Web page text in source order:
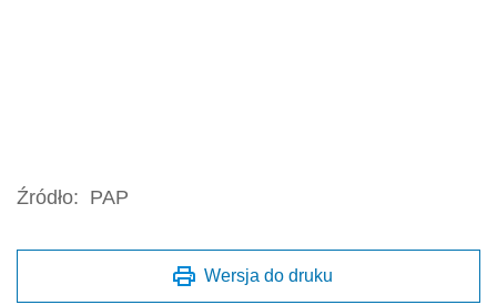
Źródło: PAP
Wersja do druku